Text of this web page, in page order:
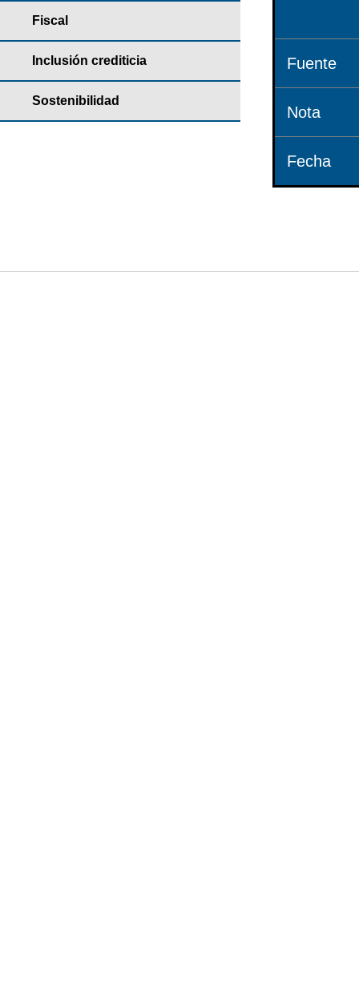
Fiscal
Inclusión crediticia
Sostenibilidad
Fuente
Nota
Fecha